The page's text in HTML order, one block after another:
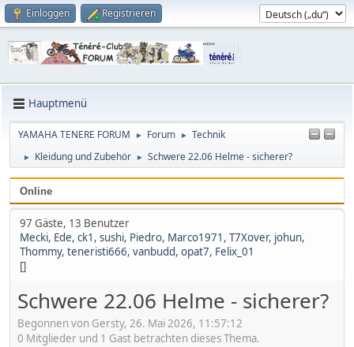
Einloggen Registrieren
Hauptmenü
YAMAHA TENERE FORUM ► Forum ► Technik
► Kleidung und Zubehör ► Schwere 22.06 Helme - sicherer?
Online
97 Gäste, 13 Benutzer
Mecki, Ede, ck1 , sushi, Piedro, Marco1971 , T7Xover, johun,
Thommy, teneristi666, vanbudd, opat7, Felix_01
[]
Schwere 22.06 Helme - sicherer?
Begonnen von Gersty, 26. Mai 2026, 11:57:12
0 Mitglieder und 1 Gast betrachten dieses Thema.